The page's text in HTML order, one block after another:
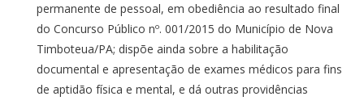
permanente de pessoal, em obediência ao resultado final
do Concurso Público nº. 001/2015 do Município de Nova
Timboteua/PA; dispõe ainda sobre a habilitação
documental e apresentação de exames médicos para fins
de aptidão física e mental, e dá outras providências